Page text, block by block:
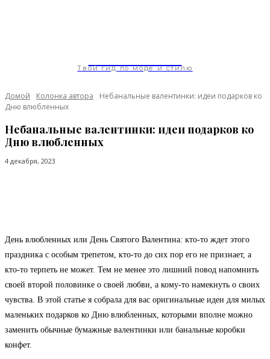
Твой гид по моде и стилю
Домой Колонка автора
Небанальные валентинки: идеи подарков ко
Дню влюбленных
Небанальные валентинки: идеи подарков ко
Дню влюбленных
4 декабря, 2023
День влюбленных или День Святого Валентина: кто-то ждет этого
праздника с особым трепетом, кто-то до сих пор его не признает, а
кто-то терпеть не может. Тем не менее это лишний повод напомнить
своей второй половинке о своей любви, а кому-то намекнуть о своих
чувства. В этой статье я собрала для вас оригинальные идеи для милых
маленьких подарков ко Дню влюбленных, которыми вполне можно
заменить обычные бумажные валентинки или банальные коробки
конфет.